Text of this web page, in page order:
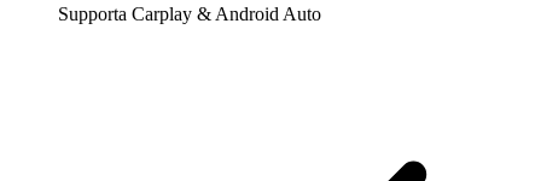
Supporta Carplay & Android Auto